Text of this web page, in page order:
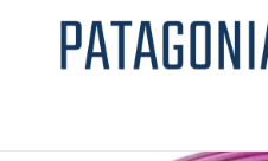
Home Repuestos Estufa Pellet